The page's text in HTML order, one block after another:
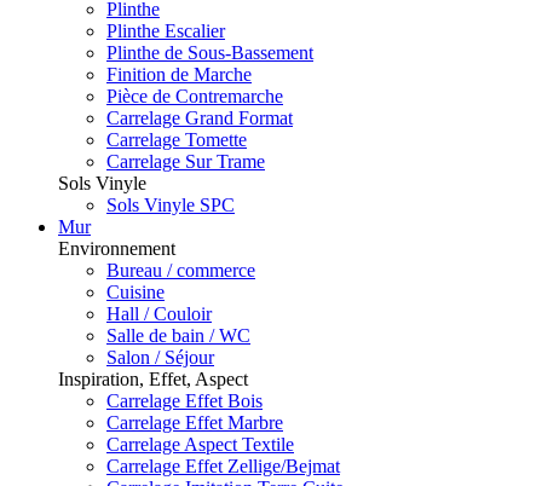
Plinthe
Plinthe Escalier
Plinthe de Sous-Bassement
Finition de Marche
Pièce de Contremarche
Carrelage Grand Format
Carrelage Tomette
Carrelage Sur Trame
Sols Vinyle
Sols Vinyle SPC
Mur
Environnement
Bureau / commerce
Cuisine
Hall / Couloir
Salle de bain / WC
Salon / Séjour
Inspiration, Effet, Aspect
Carrelage Effet Bois
Carrelage Effet Marbre
Carrelage Aspect Textile
Carrelage Effet Zellige/Bejmat